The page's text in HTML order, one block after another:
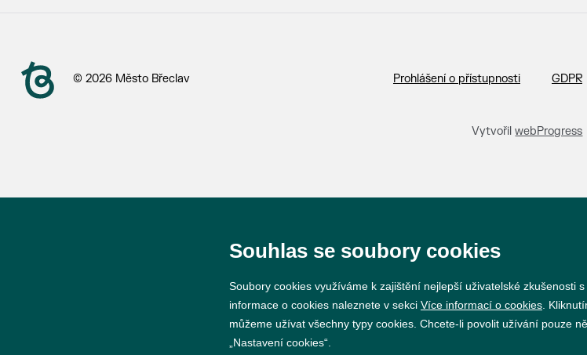
© 2026 Město Břeclav Prohlášení o přístupnosti GDPR
VytvořilwebProgress
Souhlas se soubory cookies
Soubory cookies využíváme k zajištění nejlepší uživatelské zkušenosti
informace o cookies naleznete v sekci Více informací o cookies .
můžeme užívat všechny typy cookies. Chcete-li povolit užívání pouze
„Nastavení cookies“.